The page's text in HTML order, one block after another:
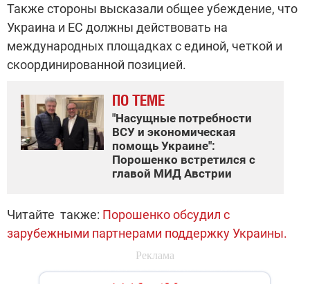
Также стороны высказали общее убеждение, что
Украина и ЕС должны действовать на
международных площадках с единой, четкой и
скоординированной позицией.
ПО ТЕМЕ
"Насущные потребности
ВСУ и экономическая
помощь Украине":
Порошенко встретился с
главой МИД Австрии
Читайте также: Порошенко обсудил с
зарубежными партнерами поддержку Украины.